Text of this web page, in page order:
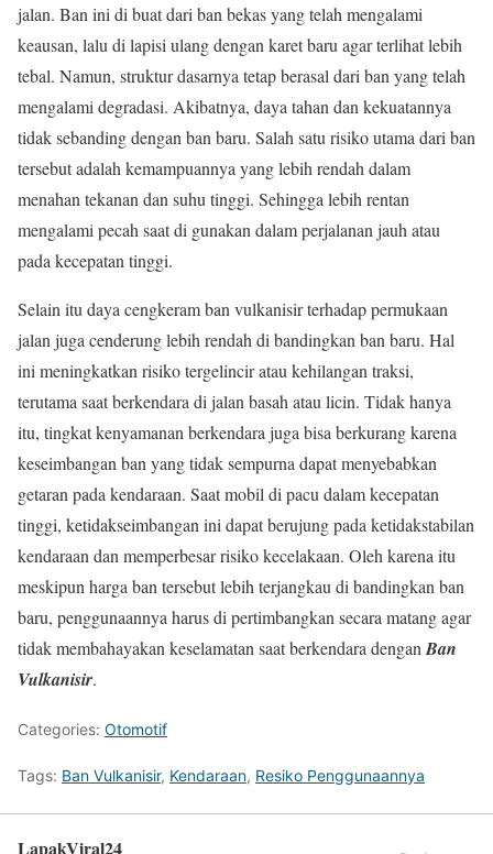
jalan. Ban ini di buat dari ban bekas yang telah mengalami
keausan, lalu di lapisi ulang dengan karet baru agar terlihat lebih
tebal. Namun, struktur dasarnya tetap berasal dari ban yang telah
mengalami degradasi. Akibatnya, daya tahan dan kekuatannya
tidak sebanding dengan ban baru. Salah satu risiko utama dari ban
tersebut adalah kemampuannya yang lebih rendah dalam
menahan tekanan dan suhu tinggi. Sehingga lebih rentan
mengalami pecah saat di gunakan dalam perjalanan jauh atau
pada kecepatan tinggi.
Selain itu daya cengkeram ban vulkanisir terhadap permukaan
jalan juga cenderung lebih rendah di bandingkan ban baru. Hal
ini meningkatkan risiko tergelincir atau kehilangan traksi,
terutama saat berkendara di jalan basah atau licin. Tidak hanya
itu, tingkat kenyamanan berkendara juga bisa berkurang karena
keseimbangan ban yang tidak sempurna dapat menyebabkan
getaran pada kendaraan. Saat mobil di pacu dalam kecepatan
tinggi, ketidakseimbangan ini dapat berujung pada ketidakstabilan
kendaraan dan memperbesar risiko kecelakaan. Oleh karena itu
meskipun harga ban tersebut lebih terjangkau di bandingkan ban
baru, penggunaannya harus di pertimbangkan secara matang agar
tidak membahayakan keselamatan saat berkendara dengan Ban
Vulkanisir.
Categories: Otomotif
Tags: Ban Vulkanisir, Kendaraan, Resiko Penggunaannya
LapakViral24